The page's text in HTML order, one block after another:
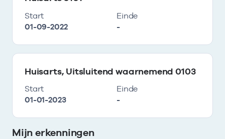
Start
01-09-2022
Einde
-
Huisarts, Uitsluitend waarnemend 0103
Start
01-01-2023
Einde
-
Mijn erkenningen